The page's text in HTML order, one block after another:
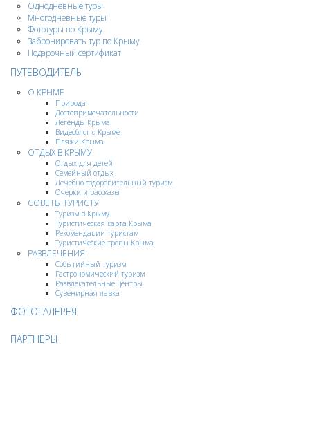
Однодневные туры
Многодневные туры
Фототуры по Крыму
Забронировать тур по Крыму
Подарочный сертификат
ПУТЕВОДИТЕЛЬ
О КРЫМЕ
Природа
Достопримечательности
Легенды Крыма
Видеоблог о Крыме
Пляжи Крыма
ОТДЫХ В КРЫМУ
Отдых для детей
Семейный отдых
Лечебно-оздоровительный туризм
Очерки и рассказы
СОВЕТЫ ТУРИСТУ
Туризм в Крыму
Туристическая карта Крыма
Рекомендации туристам
Туристические тропы Крыма
РАЗВЛЕЧЕНИЯ
Событийный туризм
Гастрономический туризм
Развлекательные центры
Сувенирная лавка
ФОТОГАЛЕРЕЯ
ПАРТНЕРЫ